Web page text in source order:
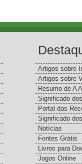
Artigos sobre
Artigos sobre
Resumo de A
Significado
Portal das
Significado
Notícias
Fontes Grátis
Livros para
Jogos Online